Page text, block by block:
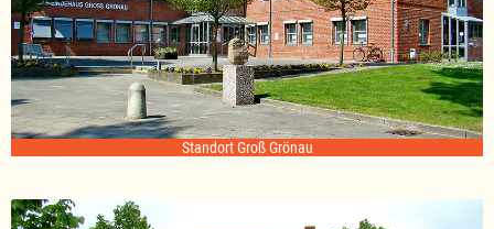
Standort Groß Grönau